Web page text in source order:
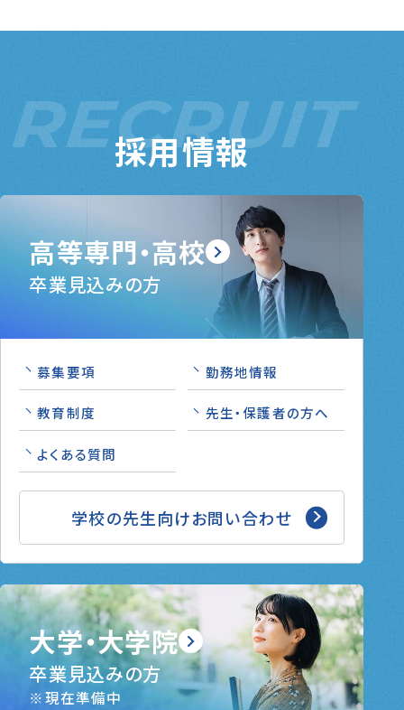
RECRUIT
採用情報
高等専門・高校
卒業見込みの方
募集要項 勤務地情報
教育制度 先生・保護者の方へ
よくある質問
学校の先生向けお問い合わせ
大学・大学院
卒業見込みの方
※現在準備中